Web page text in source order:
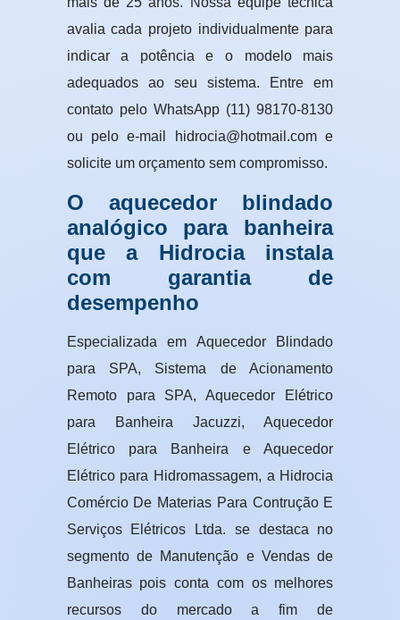
avalia cada projeto individualmente para
indicar a potência e o modelo mais
adequados ao seu sistema. Entre em
contato pelo WhatsApp (11) 98170-8130
ou pelo e-mail hidrocia@hotmail.com e
solicite um orçamento sem compromisso.
O aquecedor blindado
analógico para banheira
que a Hidrocia instala
com garantia de
desempenho
Especializada em Aquecedor Blindado
para SPA, Sistema de Acionamento
Remoto para SPA, Aquecedor Elétrico
para Banheira Jacuzzi, Aquecedor
Elétrico para Banheira e Aquecedor
Elétrico para Hidromassagem, a Hidrocia
Comércio De Materias Para Contrução E
Serviços Elétricos Ltda. se destaca no
segmento de Manutenção e Vendas de
Banheiras pois conta com os melhores
recursos do mercado a fim de